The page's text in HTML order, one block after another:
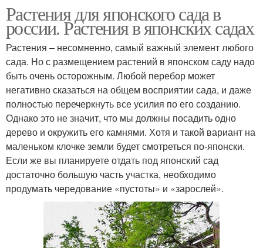
Растения для японского сада в
россии. Растения в японских садах
Растения – несомненно, самый важный элемент любого
сада. Но с размещением растений в японском саду надо
быть очень осторожным. Любой перебор может
негативно сказаться на общем восприятии сада, и даже
полностью перечеркнуть все усилия по его созданию.
Однако это не значит, что мы должны посадить одно
дерево и окружить его камнями. Хотя и такой вариант на
маленьком клочке земли будет смотреться по-японски.
Если же вы планируете отдать под японский сад
достаточно большую часть участка, необходимо
продумать чередование «пустоты» и «зарослей».